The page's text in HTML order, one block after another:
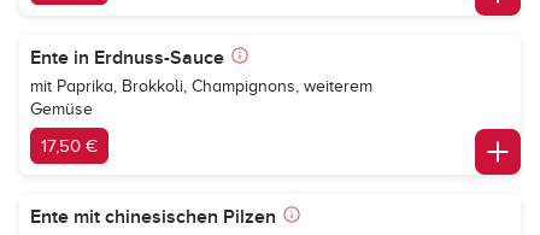
Ente in Erdnuss-Sauce
mit Paprika, Brokkoli, Champignons, weiterem
Gemüse
17,50 €
Ente mit chinesischen Pilzen